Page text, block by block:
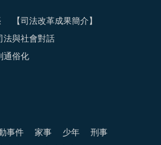
【司法改革成果簡介】
法與社會對話
通俗化
事件 家事 少年 刑事